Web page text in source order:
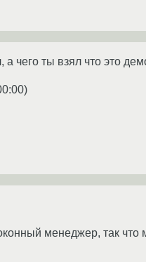
чего ты взял что это
)
менеджер, так